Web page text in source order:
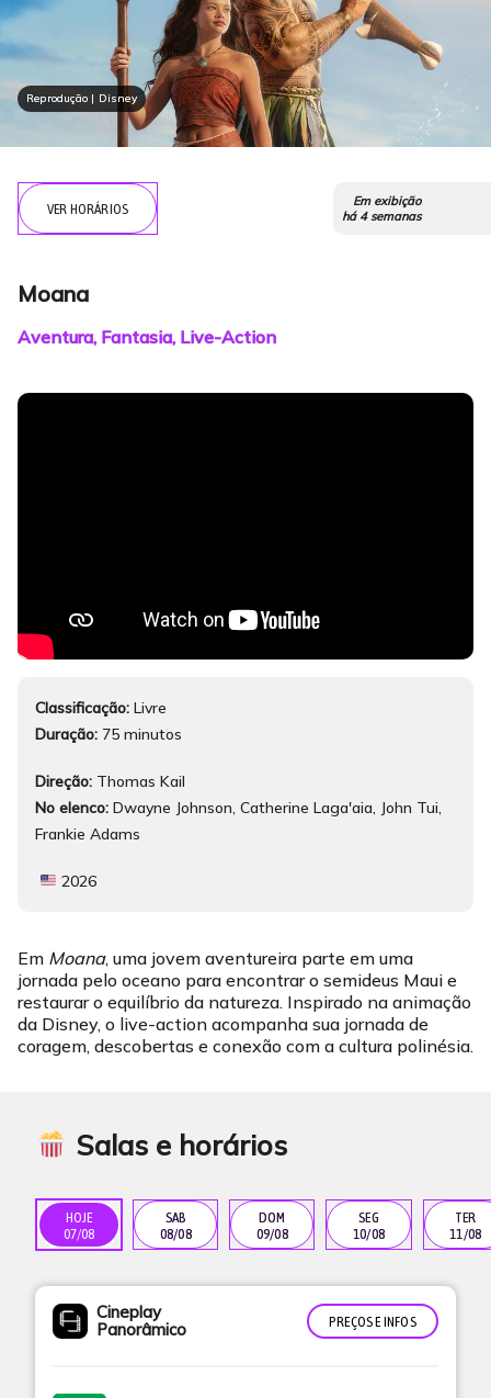
Reprodução | Disney
VER HORÁRIOS
Em exibição
há 4 semanas
Moana
Aventura, Fantasia, Live-Action
Classificação: Livre
Duração: 75 minutos
Direção: Thomas Kail
No elenco: Dwayne Johnson, Catherine Laga'aia, John Tui,
Frankie Adams
2026
Em Moana, uma jovem aventureira parte em uma
jornada pelo oceano para encontrar o semideus Maui e
restaurar o equilíbrio da natureza. Inspirado na animação
da Disney, o live-action acompanha sua jornada de
coragem, descobertas e conexão com a cultura polinésia.
Salas e horários
HOJE
07/08
SAB
08/08
DOM
09/08
SEG
10/08
TER
11/08
Cineplay
Panorâmico
PREÇOS E INFOS